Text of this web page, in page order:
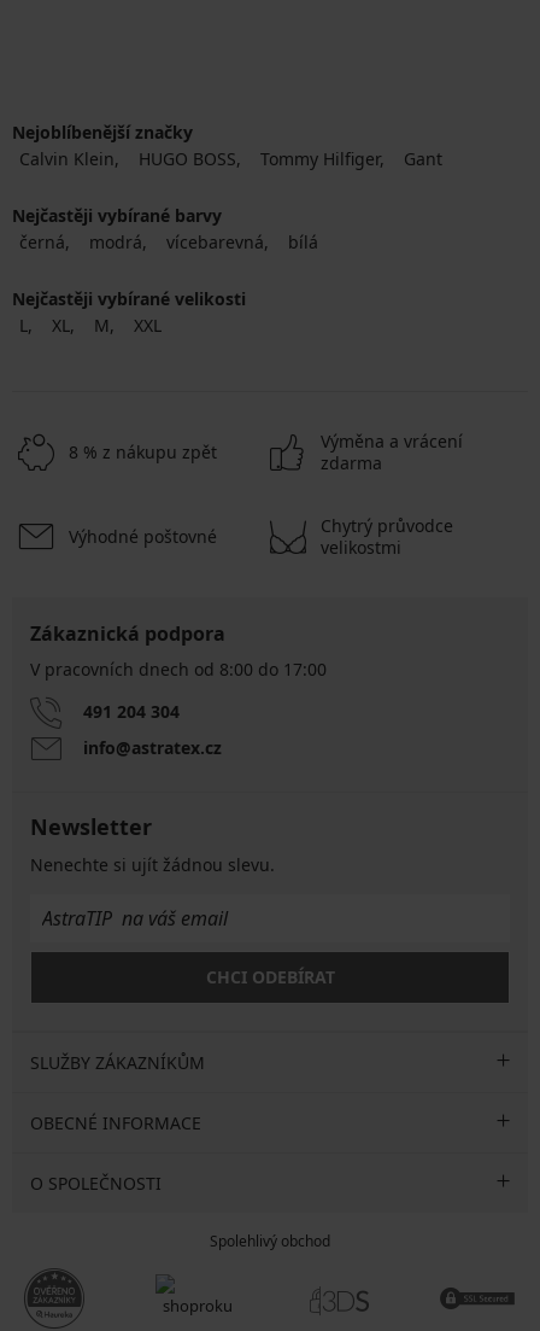
Nejoblíbenější značky
Calvin Klein
HUGO BOSS Tommy Hilfiger Gant
Nejčastěji vybírané barvy
černá
modrá vícebarevná bílá
Nejčastěji vybírané velikosti
L
XL M XXL
8 % z nákupu zpět
Výměna a vrácení
zdarma
Výhodné poštovné
Chytrý průvodce
velikostmi
Zákaznická podpora
V pracovních dnech od 8:00 do 17:00
491 204 304
info@astratex.cz
Newsletter
Nenechte si ujít žádnou slevu.
CHCI ODEBÍRAT
SLUŽBY ZÁKAZNÍKŮM
OBECNÉ INFORMACE
O SPOLEČNOSTI
Spolehlivý obchod